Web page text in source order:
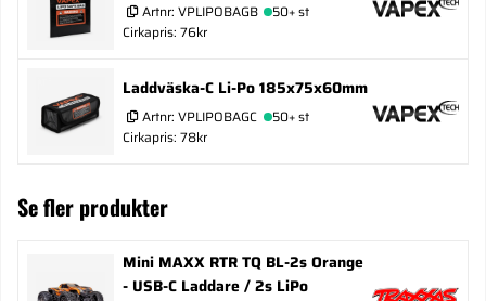
Artnr: VPLIPOBAGB
50+ st
Cirkapris: 76kr
Laddväska-C Li-Po 185x75x60mm
Artnr: VPLIPOBAGC
50+ st
Cirkapris: 78kr
Se fler produkter
Mini MAXX RTR TQ BL-2s Orange
- USB-C Laddare / 2s LiPo